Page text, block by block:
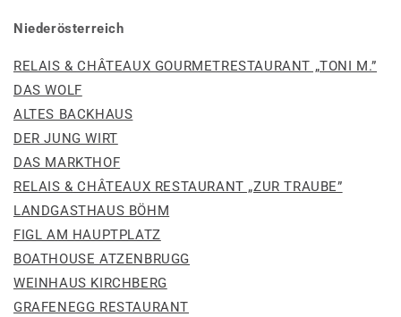
Niederösterreich
RELAIS & CHÂTEAUX GOURMETRESTAURANT „TONI M.”
DAS WOLF
ALTES BACKHAUS
DER JUNG WIRT
DAS MARKTHOF
RELAIS & CHÂTEAUX RESTAURANT „ZUR TRAUBE”
LANDGASTHAUS BÖHM
FIGL AM HAUPTPLATZ
BOATHOUSE ATZENBRUGG
WEINHAUS KIRCHBERG
GRAFENEGG RESTAURANT